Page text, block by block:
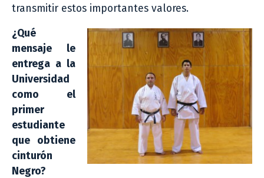
transmitir estos importantes valores.
¿Qué
mensaje le
entrega a la
Universidad
como el
primer
estudiante
que obtiene
cinturón
Negro?